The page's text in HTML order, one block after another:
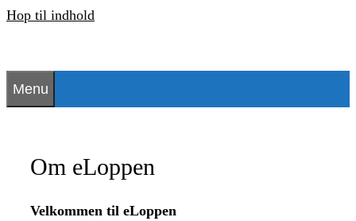
Hop til indhold
Menu
Om eLoppen
Velkommen til eLoppen